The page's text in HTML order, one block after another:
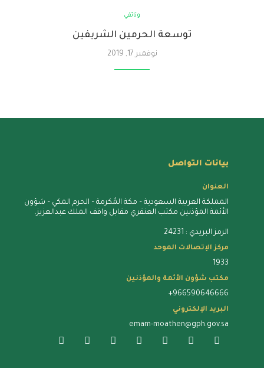
وثائقي
توسعة الحرمين الشريفين
نوفمبر 17, 2019
بيانات التواصل
العنوان
المملكة العربية السعودية – مكة المُكرمة – الحرم المكي – شؤون
الأئمة المؤذنين مكتب العنقري مقابل واقف الملك عبدالعزيز.
الرمز البريدي : 24231
مركز الإتصالات الموحد
1933
مكتب شؤون الأئمة والمؤذنين
+966590646666
البريد الإلكتروني
emam-moathen@gph.gov.sa